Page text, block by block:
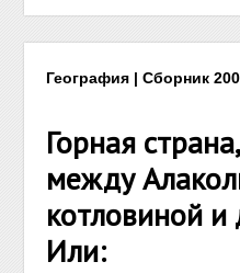
География | Сборник
Горная
между
котловиной
Или: